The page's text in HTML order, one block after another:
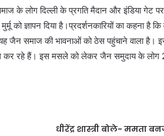
के लोग दिल्ली के प्रगति मैदान और इंडिया गेट पर
ज्ञापन दिया है।प्रदर्शनकारियों का कहना है कि
जैन समाज की भावनाओं को ठेस पहुंचाने वाला है।
कर रहे हैं। इस मसले को लेकर जैन समुदाय के लोग
धीरेंद्र शास्त्री बोले- ममता